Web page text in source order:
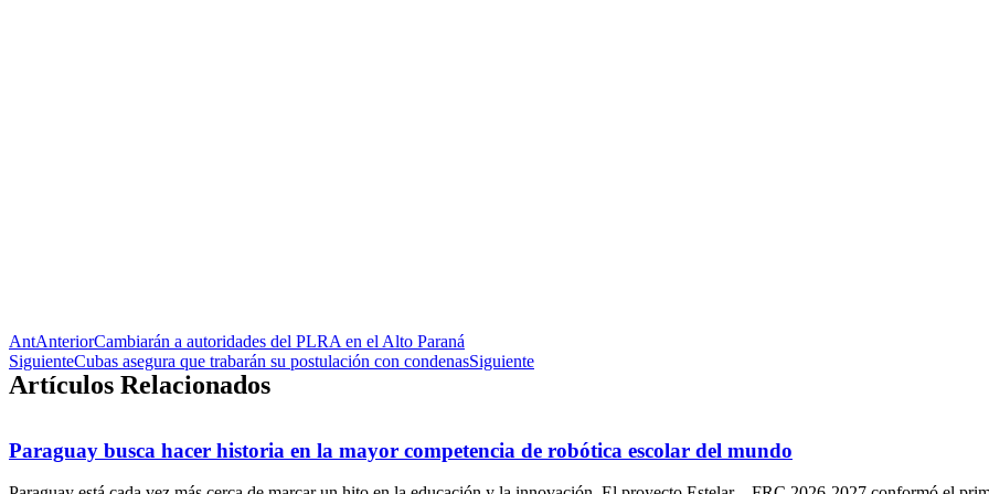
AntAnteriorCambiarán a autoridades del PLRA en el Alto Paraná
SiguienteCubas asegura que trabarán su postulación con condenasSiguiente
Artículos Relacionados
Paraguay busca hacer historia en la mayor competencia de robótica escolar del mundo